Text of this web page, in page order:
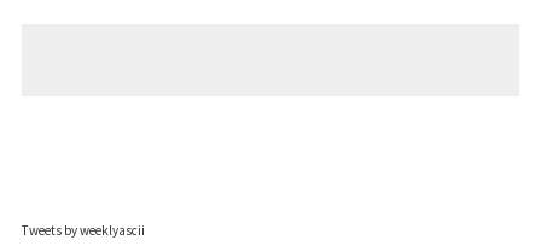
Tweets by weeklyascii